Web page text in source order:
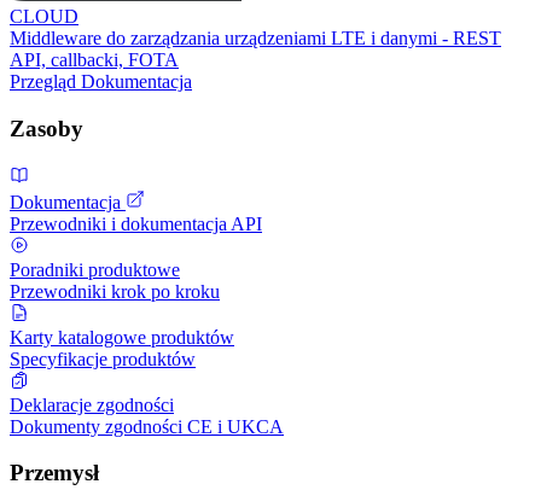
CLOUD
Middleware do zarządzania urządzeniami LTE i danymi - REST
API, callbacki, FOTA
Przegląd Dokumentacja
Zasoby
Dokumentacja
Przewodniki i dokumentacja API
Poradniki produktowe
Przewodniki krok po kroku
Karty katalogowe produktów
Specyfikacje produktów
Deklaracje zgodności
Dokumenty zgodności CE i UKCA
Przemysł